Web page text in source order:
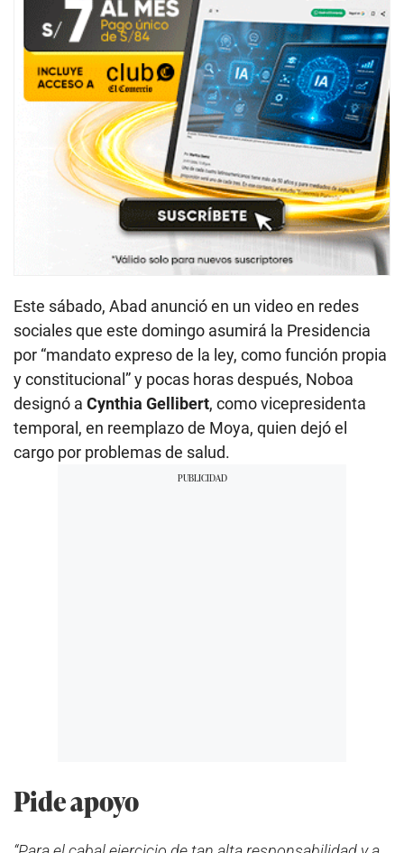
Este sábado, Abad anunció en un video en redes
sociales que este domingo asumirá la Presidencia
por “mandato expreso de la ley, como función propia
y constitucional” y pocas horas después, Noboa
designó a Cynthia Gellibert, como vicepresidenta
temporal, en reemplazo de Moya, quien dejó el
cargo por problemas de salud.
Pide apoyo